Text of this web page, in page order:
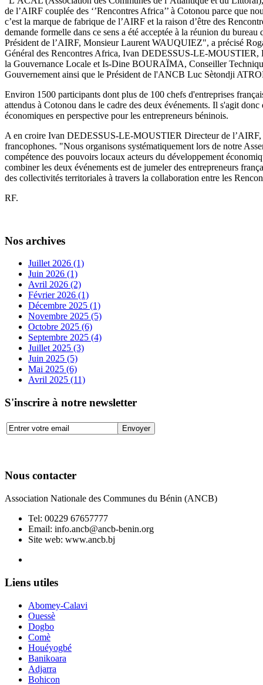
de l’AIRF couplée des ‘’Rencontres Africa’’ à Cotonou parce que
c’est la marque de fabrique de l’AIRF et la raison d’être des
demande formelle dans ce sens a été acceptée à la réunion du
Président de l’AIRF, Monsieur Laurent WAUQUIEZ", a précisé
Général des Rencontres Africa, Ivan DEDESSUS-LE-
la Gouvernance Locale et Is-Dine BOURAÏMA, Conseiller
Gouvernement ainsi que le Président de l'ANCB Luc Sètondji
Environ 1500 participants dont plus de 100 chefs d'entreprises
attendus à Cotonou dans le cadre des deux événements. Il s'agit
économiques en perspective pour les entrepreneurs béninois.
A en croire Ivan DEDESSUS-LE-MOUSTIER Directeur de l’AIRF,
francophones. "Nous organisons systématiquement lors de notre
compétence des pouvoirs locaux acteurs du développement
combiner les deux événements est de jumeler des entrepreneurs
des collectivités territoriales à travers la collaboration entre les
RF.
Nos archives
Juillet 2026 (1)
Juin 2026 (1)
Avril 2026 (2)
Février 2026 (1)
Décembre 2025 (1)
Novembre 2025 (5)
Octobre 2025 (6)
Septembre 2025 (4)
Juillet 2025 (3)
Juin 2025 (5)
Mai 2025 (6)
Avril 2025 (11)
S'inscrire à notre newsletter
Nous contacter
Association Nationale des Communes du Bénin (ANCB)
Tel: 00229 67657777
Email: info.ancb@ancb-benin.org
Site web: www.ancb.bj
Liens utiles
Abomey-Calavi
Ouessè
Dogbo
Comè
Houéyogbé
Banikoara
Adjarra
Bohicon